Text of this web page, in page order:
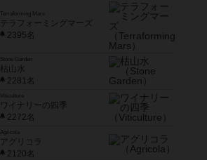
Terraforming Mars
テラフォーミングマーズ
2395名
Stone Garden
枯山水
2281名
Viticulture
ワイナリーの四季
2272名
Agricola
アグリコラ
2120名